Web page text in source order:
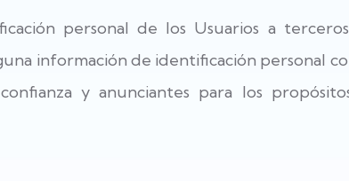
personal de los Usuarios a
información de identificación personal
y anunciantes para los